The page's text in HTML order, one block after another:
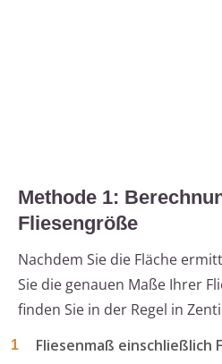
Methode 1:
Fliesengröße
Nachdem Sie die Fläche
Sie die genauen Maße Ihrer
finden Sie in der Regel in
Fliesenmaß einschließlich